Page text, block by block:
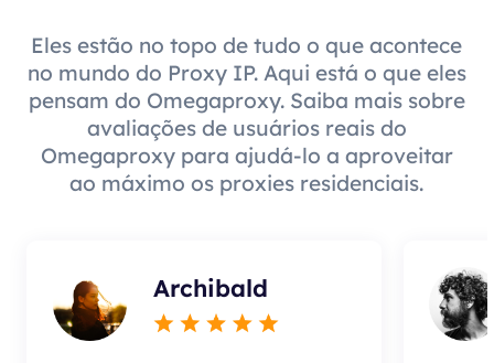
Eles estão no topo de tudo o que acontece
no mundo do Proxy IP. Aqui está o que eles
pensam do Omegaproxy. Saiba mais sobre
avaliações de usuários reais do
Omegaproxy para ajudá-lo a aproveitar
ao máximo os proxies residenciais.
Archibald